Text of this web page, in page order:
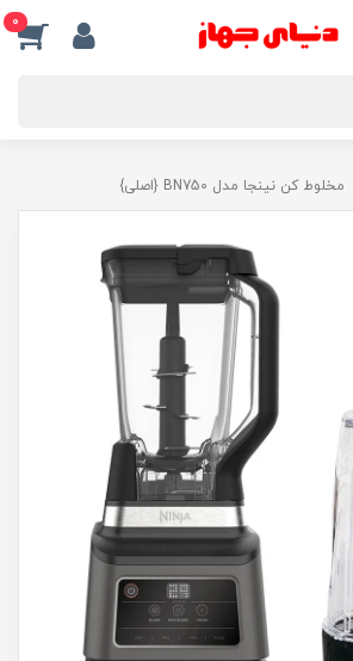
0
مخلوط کن نینجا مدل BN750 {اصلی}